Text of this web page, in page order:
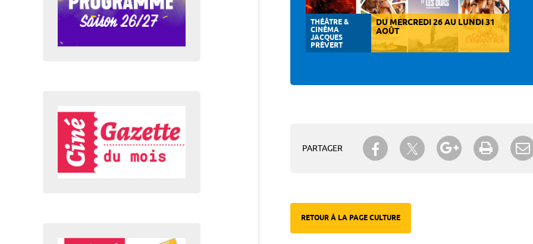
THÉÂTRE &
CINÉMA
JACQUES
PRÉVERT
DU MERCREDI 26 AU LUNDI 31
AOÛT
PARTAGER
Partager sur Facebook
Partager sur Twitter
Partager sur
RETOUR À LA PAGE CULTURE